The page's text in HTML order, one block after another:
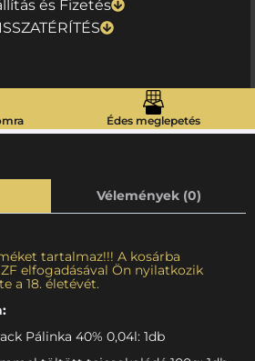
és Fizetés
Édes meglepetés
Vélemények (0)
tartalmaz!!! A kosárba
elfogadásával Ön nyilatkozik
a 18. életévét.
Pálinka 40% 0,04l: 1db